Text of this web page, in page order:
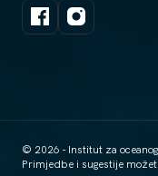
© 2026 - Institut za
Primjedbe i sugestije